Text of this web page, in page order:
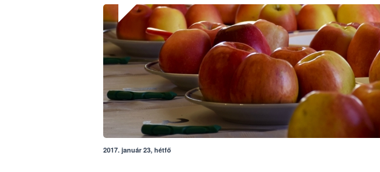
2017. január 23, hétfő